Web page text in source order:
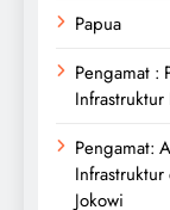
Papua
Pengamat :
Pengamat:
Jokowi